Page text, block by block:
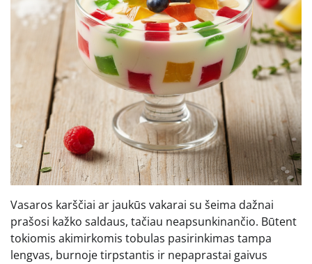
Vasaros karščiai ar jaukūs vakarai su šeima dažnai
prašosi kažko saldaus, tačiau neapsunkinančio. Būtent
tokiomis akimirkomis tobulas pasirinkimas tampa
lengvas, burnoje tirpstantis ir nepaprastai gaivus